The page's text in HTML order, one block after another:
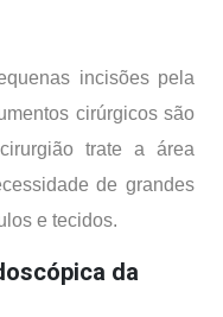
incisões pela
cirúrgicos são
trate a área
de grandes
e tecidos.
da